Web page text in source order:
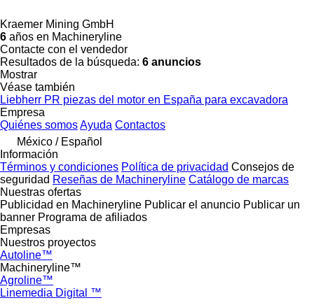
Kraemer Mining GmbH
6 años en Machineryline
Contacte con el vendedor
Resultados de la búsqueda: 6 anuncios
Mostrar
Véase también
Liebherr PR piezas del motor en España para excavadora
Empresa
Quiénes somosAyuda Contactos
México / Español
Información
Términos y condiciones Política de privacidad Consejos de
seguridad Reseñas de Machineryline Catálogo de marcas
Nuestras ofertas
Publicidad en Machineryline Publicar el anuncio Publicar un
banner Programa de afiliados
Empresas
Nuestros proyectos
Autoline™
Machineryline™
Agroline™
Linemedia Digital ™